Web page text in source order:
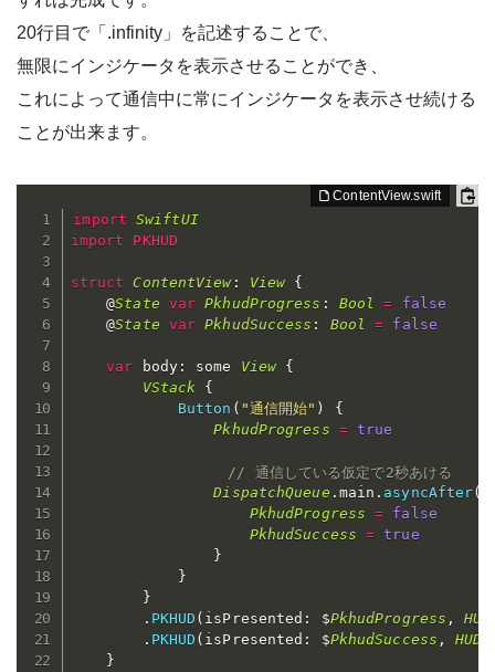
20行目で「.infinity」を記述することで、
無限にインジケータを表示させることができ、
これによって通信中に常にインジケータを表示させ続ける
ことが出来ます。
import
SwiftUI
import
PKHUD
struct ContentView: View {
    @
State var PkhudProgress : Bool =
false
    @
State var PkhudSuccess : Bool = false
var body: some View {
VStack {
Button ( "通信開始" )
{
PkhudProgress = true
// 通信している仮定で2秒あける
DispatchQueue . main . asyncAfter(
PkhudProgress
= false
PkhudSuccess
= true
}
}
}
. PKHUD ( isPresented : $PkhudProgress ,
. PKHUD ( isPresented : $PkhudSuccess ,
}